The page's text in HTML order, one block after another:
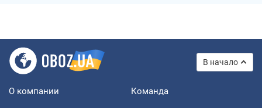
В начало
О компании Команда